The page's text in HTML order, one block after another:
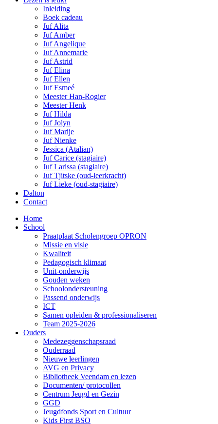
Inleiding
Boek cadeau
Juf Alita
Juf Amber
Juf Angelique
Juf Annemarie
Juf Astrid
Juf Elina
Juf Ellen
Juf Esmeé
Meester Han-Rogier
Meester Henk
Juf Hilda
Juf Jolyn
Juf Marije
Juf Nienke
Jessica (Atalian)
Juf Carice (stagiaire)
Juf Larissa (stagiaire)
Juf Tjitske (oud-leerkracht)
Juf Lieke (oud-stagiaire)
Dalton
Contact
Home
School
Praatplaat Scholengroep OPRON
Missie en visie
Kwaliteit
Pedagogisch klimaat
Unit-onderwijs
Gouden weken
Schoolondersteuning
Passend onderwijs
ICT
Samen opleiden & professionaliseren
Team 2025-2026
Ouders
Medezeggenschapsraad
Ouderraad
Nieuwe leerlingen
AVG en Privacy
Bibliotheek Veendam en lezen
Documenten/ protocollen
Centrum Jeugd en Gezin
GGD
Jeugdfonds Sport en Cultuur
Kids First BSO